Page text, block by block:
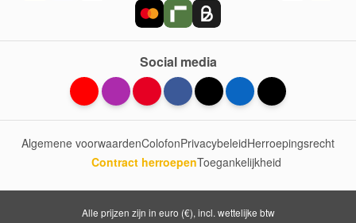
Social media
Algemene voorwaardenColofonPrivacybeleidHerroepingsrecht
Contract herroepenToegankelijkheid
Alle prijzen zijn in euro (€), incl. wettelijke btw